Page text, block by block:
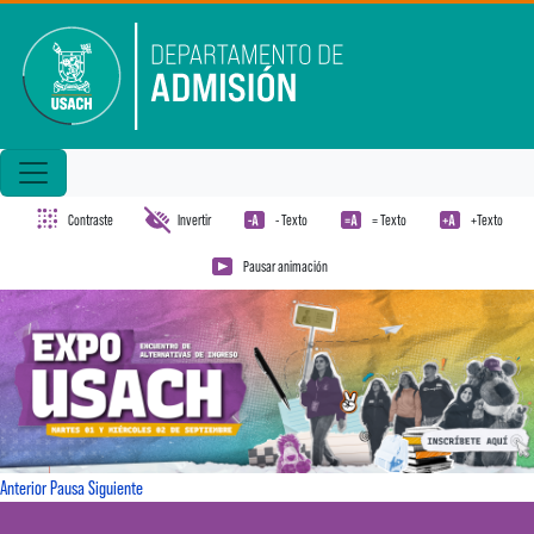
Contraste Invertir - Texto = Texto +Texto
Pausar animación
AnteriorPausaSiguiente